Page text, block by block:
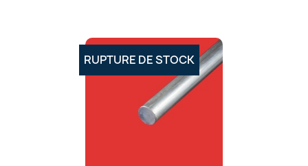
RUPTURE DE STOCK